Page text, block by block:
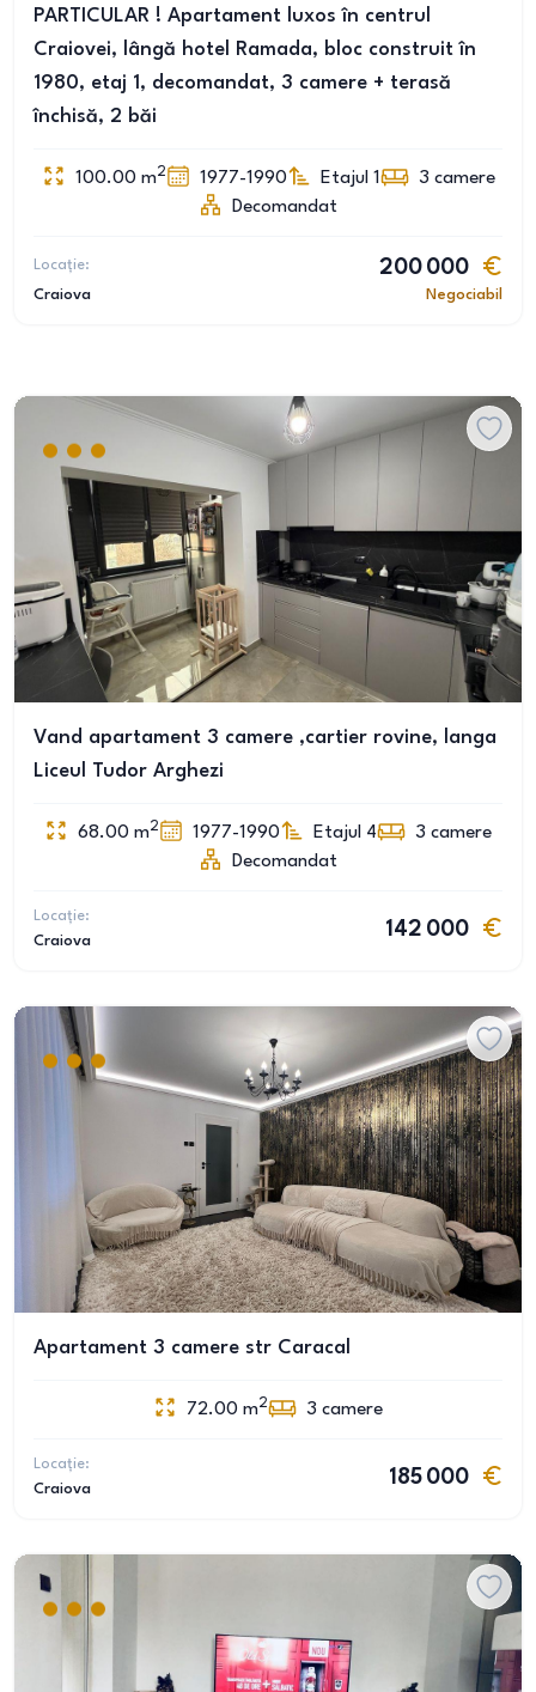
PARTICULAR ! Apartament luxos în centrul
Craiovei, lângă hotel Ramada, bloc construit în
1980, etaj 1, decomandat, 3 camere + terasă
închisă, 2 băi
100.00 m2 1977-1990 Etajul 1 3 camere
Decomandat
Locație:
Craiova
200 000
Negociabil
Vand apartament 3 camere ,cartier rovine, langa
Liceul Tudor Arghezi
68.00 m2 1977-1990 Etajul 4 3 camere
Decomandat
Locație:
Craiova
142 000
Apartament 3 camere str Caracal
72.00 m2 3 camere
Locație:
Craiova
185 000